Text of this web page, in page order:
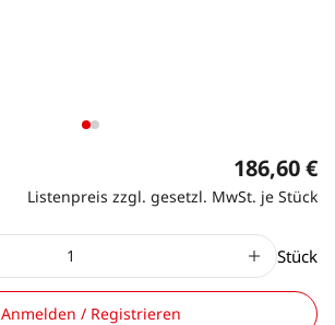
186,60 €
Listenpreis zzgl. gesetzl. MwSt. je Stück
Stück
Anmelden / Registrieren